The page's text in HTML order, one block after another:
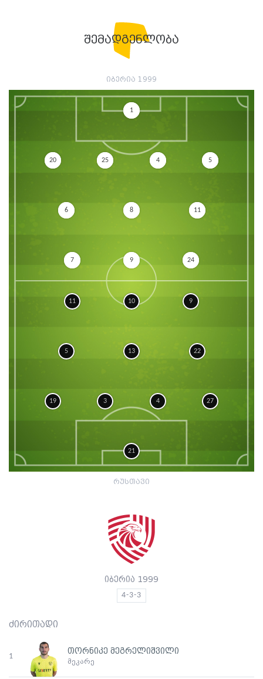
შემადგენლობა
იბერია 1999
4-3-3
ძირითადი
1
თორნიკე მეგრელიშვილი
მეკარე
იბერია 1999
1
20 25 4 5
6 8 11
7 9 24
21
27
4
3
19
22
13
5
9
10
11
რუსთავი